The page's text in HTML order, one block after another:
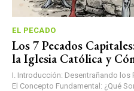
EL PECADO
Los 7 Pecados
la Iglesia Católica y
I. Introducción: Desentrañando los
El Concepto Fundamental: ¿Qué